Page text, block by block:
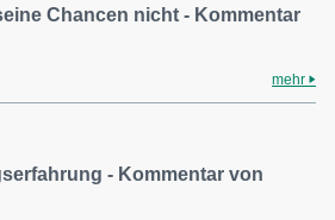
Chancen nicht - Kommentar
mehr
- Kommentar von